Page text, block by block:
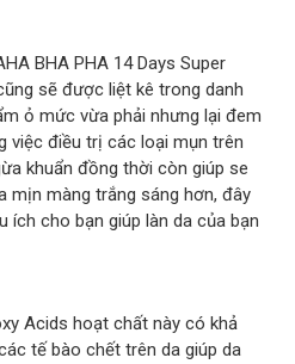
BHA PHA 14 Days Super
sẽ được liệt kê trong danh
ỏ mức vừa phải nhưng lại đem
việc điều trị các loại mụn trên
khuẩn đồng thời còn giúp se
mịn màng trắng sáng hơn, đây
ích cho bạn giúp làn da của bạn
Acids hoạt chất này có khả
tế bào chết trên da giúp da